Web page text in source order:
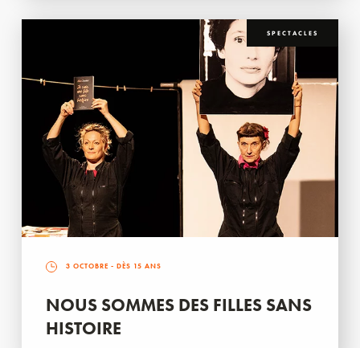
SPECTACLES
3 OCTOBRE - DÈS 15 ANS
NOUS SOMMES DES FILLES SANS
HISTOIRE